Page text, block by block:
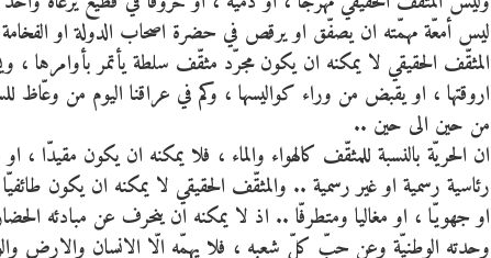
ليس أمعّة مهمّته ان يصفّق او يرقص في حضرة اصحاب الدولة او الفخامة
المثقّف الحقيقي لا يمكنه ان يكون مجرّد مثقّف سلطة يأتمر بأوامرها ،
اروقتها ، او يقبض من وراء كواليسها ، وكم في عراقنا اليوم من وعّاظ
من حين الى حين ..
ان الحريّة بالنسبة للمثقّف كالهواء والماء ، فلا يمكنه ان يكون مقيدّا ،
رئاسية رسمية او غير رسمية .. والمثقّف الحقيقي لا يمكنه ان يكون
او جهويّا ، او مغاليا ومتطرفّا .. اذ لا يمكنه ان ينحرف عن مبادئه
وحدته الوطنيّة وعن حبّ كلّ شعبه ، فلا يهمّه الّا الانسان والارض